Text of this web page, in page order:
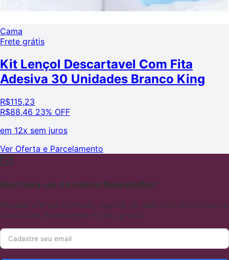
Cama
Frete grátis
Kit Lençol Descartavel Com Fita
Adesiva 30 Unidades Branco King
R$115,23
R$88,46 23% OFF
em 12x sem juros
Ver Oferta e Parcelamento
Inscreva-se na nossa Newsletter!
Receba ofertas incríveis, cupons de desconto exclusivos e
novidades diretamente no seu e-mail.